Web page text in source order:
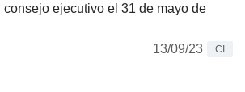
ejecutivo el 31 de mayo de
13/09/23
CI